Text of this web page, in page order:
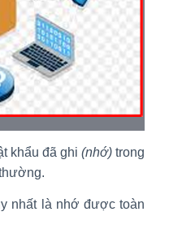
khẩu đã ghi (nhớ)trong
nhất là nhớ được toàn